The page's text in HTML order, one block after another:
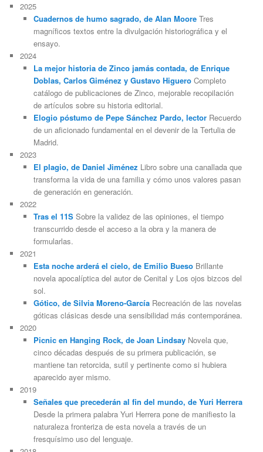
2025
Cuadernos de humo sagrado, de Alan MooreTres
magníficos textos entre la divulgación historiográfica y el
ensayo.
2024
La mejor historia de Zinco jamás contada, de Enrique
Doblas, Carlos Giménez y Gustavo HigueroCompleto
catálogo de publicaciones de Zinco, mejorable recopilación
de artículos sobre su historia editorial.
Elogio póstumo de Pepe Sánchez Pardo, lectorRecuerdo
de un aficionado fundamental en el devenir de la Tertulia de
Madrid.
2023
El plagio, de Daniel Jiménez Libro sobre una canallada que
transforma la vida de una familia y cómo unos valores pasan
de generación en generación.
2022
Tras el 11SSobre la validez de las opiniones, el tiempo
transcurrido desde el acceso a la obra y la manera de
formularlas.
2021
Esta noche arderá el cielo, de Emilio BuesoBrillante
novela apocalíptica del autor de Cenital y Los ojos bizcos del
sol.
Gótico, de Silvia Moreno-GarcíaRecreación de las novelas
góticas clásicas desde una sensibilidad más contemporánea.
2020
Picnic en Hanging Rock, de Joan LindsayNovela que,
cinco décadas después de su primera publicación, se
mantiene tan retorcida, sutil y pertinente como si hubiera
aparecido ayer mismo.
2019
Señales que precederán al fin del mundo, de Yuri Herrera
Desde la primera palabra Yuri Herrera pone de manifiesto la
naturaleza fronteriza de esta novela a través de un
fresquísimo uso del lenguaje.